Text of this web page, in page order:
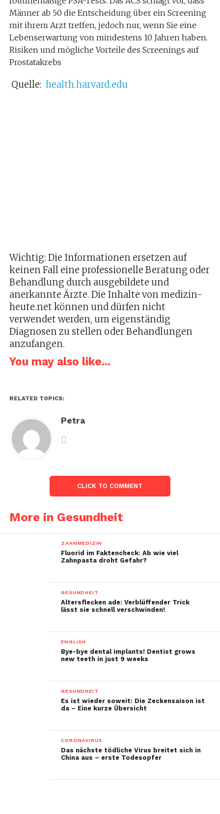
Männer ab 50 die Entscheidung über ein Screening
mit ihrem Arzt treffen, jedoch nur, wenn Sie eine
Lebenserwartung von mindestens 10 Jahren haben.
Risiken und mögliche Vorteile des Screenings auf
Prostatakrebs
Quelle: health.harvard.edu
Wichtig: Die Informationen ersetzen auf
keinen Fall eine professionelle Beratung oder
Behandlung durch ausgebildete und
anerkannte Ärzte. Die Inhalte von medizin-
heute.net können und dürfen nicht
verwendet werden, um eigenständig
Diagnosen zu stellen oder Behandlungen
anzufangen.
You may also like...
RELATED TOPICS:
Petra
CLICK TO COMMENT
More in Gesundheit
ZAHNMEDIZIN
Fluorid im Faktencheck: Ab wie viel
Zahnpasta droht Gefahr?
GESUNDHEIT
Altersflecken ade: Verblüffender Trick
lässt sie schnell verschwinden!
ENGLISH
Bye-bye dental implants! Dentist grows
new teeth in just 9 weeks
GESUNDHEIT
Es ist wieder soweit: Die Zeckensaison ist
da – Eine kurze Übersicht
CORONAVIRUS
Das nächste tödliche Virus breitet sich in
China aus – erste Todesopfer